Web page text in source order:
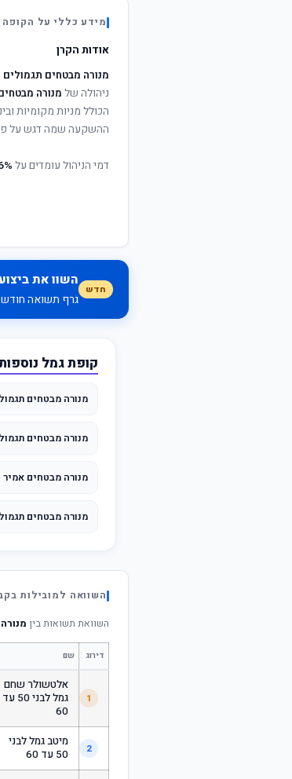
מידע כללי על הקופה
אודות הקרן
מנורה מבטחים תגמולים
ניהולה של מנורה
הכולל מניות מקומיות
ההשקעה שמה דגש על
דמי הניהול עומדים על
חדש
השוו את
גרף תשואה
קופת גמל
מנורה מבטחים
מנורה מבטחים תגמולים
מנורה מבטחים אמיר
מנורה מבטחים תגמולים
השוואה למובילות
השוואת תשואות בין
דירוג שם
1
אלטשולר שחם
גמל לבני 50 עד
60
2
מיטב גמל לבני
50 עד 60